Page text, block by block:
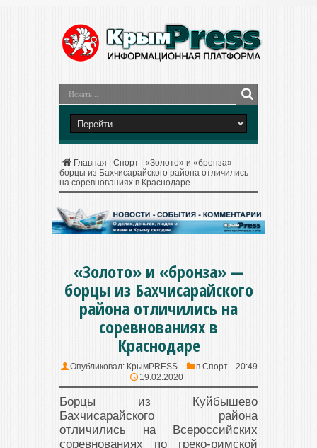
Главная Спорт
«Золото» и «бронза» —
борцы из Бахчисарайского района отличились
на соревнованиях в Краснодаре
«Золото» и «бронза» —
борцы из Бахчисарайского
района отличились на
соревнованиях в
Краснодаре
Опубликовал: КрымPRESS в Спорт
20:49
19.02.2020
Борцы из Куйбышево
Бахчисарайского района
отличились на Всероссийских
соревнованиях по греко-римской